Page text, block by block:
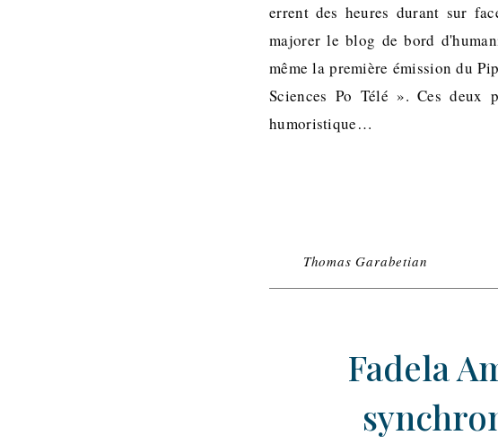
errent des heures durant sur
majorer le blog de bord
même la première émission du
Sciences Po Télé ». Ces deux
humoristique…
Thomas Garabetian
Fadela